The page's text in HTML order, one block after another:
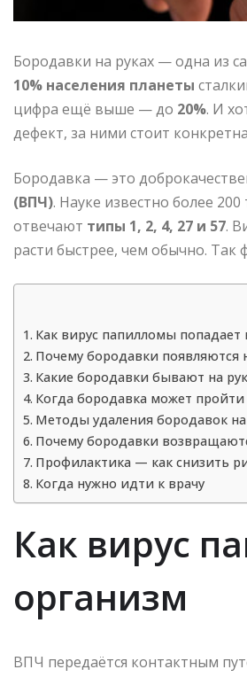
Бородавки на руках — одна из
10% населения планеты
цифра ещё выше — до 20%. И
дефект, за ними стоит
Бородавка — это
(ВПЧ). Науке известно более
отвечают типы 1, 2, 4, 27 и 57.
расти быстрее, чем обычно. Так
Как вирус папилломы попадает
Почему бородавки появляются
Какие бородавки бывают на
Когда бородавка может пройти
Методы удаления бородавок на
Почему бородавки
Профилактика — как снизить
Когда нужно идти к врачу
Как вирус
организм
ВПЧ передаётся контактным